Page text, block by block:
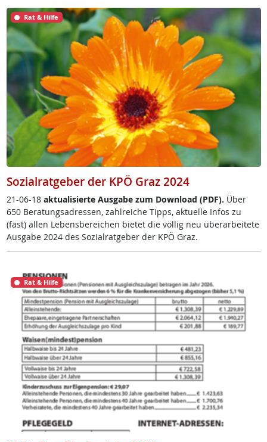
Rat & Hilfe
Sozialratgeber der KPÖ Graz 2024
21-06-18 ak­tua­li­sier­te Aus­ga­be zum Down­load (PDF). Über
650 Be­ra­tungsadres­sen, zahl­rei­che Tipps, ak­tu­el­le In­fos zu
(fast) al­len Le­bens­be­rei­chen bie­tet die völ­lig neu über­ar­bei­te­te
Aus­ga­be 2024 des So­zial­rat­ge­ber der KPÖ Graz.
Rat & Hilfe